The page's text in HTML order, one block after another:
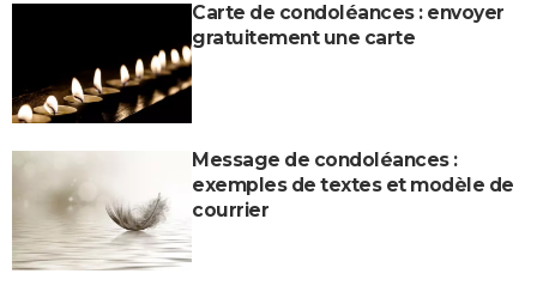
Carte de condoléances : envoyer
gratuitement une carte
Message de condoléances :
exemples de textes et modèle de
courrier